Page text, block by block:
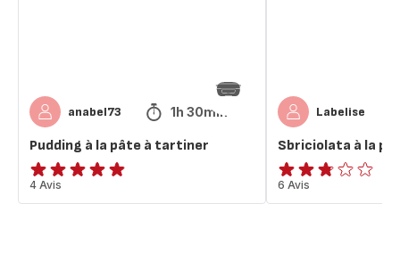
anabel73 1h 30min
Pudding à la pâte à tartiner
ratings.4.8
4 Avis
Labelise
Sbriciolata à la
ratings.2.7
6 Avis